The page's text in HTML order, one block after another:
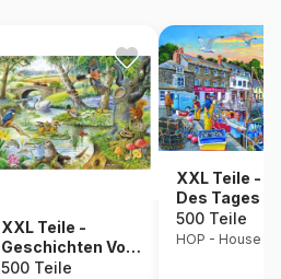
XXL Teile -
Geschichten Vom
Fluss
500 Teile
XXL Teile -
Des Tages
500 Teile